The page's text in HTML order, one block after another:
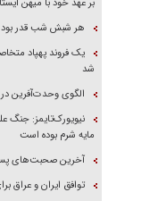
هر شبش شب قدر بود
یک فروند پهپاد
شد
الگوی وحدت‌آفرین
نیویورک‌تایمز: جنگ
مایه شرم بوده است
آخرین صحبت‌های
توافق ایران و عراق